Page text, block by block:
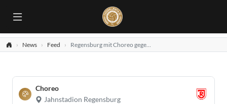
News Feed Regensburg mit Choreo gegen Bochum!
Choreo
Jahnstadion Regensburg